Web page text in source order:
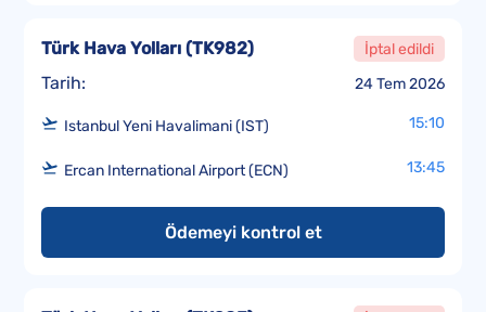
Tarih: 24 Tem 2026
Türk Hava Yolları (TK982) İptal edildi
Istanbul Yeni Havalimani (IST) 15:10
Ercan International Airport (ECN) 13:45
Ödemeyi kontrol et